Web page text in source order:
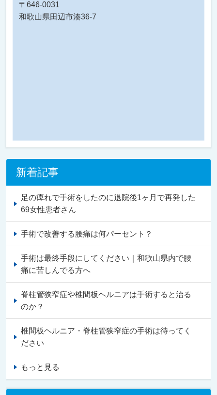
〒646-0031
和歌山県田辺市湊36-7
新着記事
足の痺れで手術をしたのに退院後1ヶ月で再発した
69女性患者さん
手術で改善する腰痛は何パーセント？
手術は最終手段にしてください｜和歌山県内で腰
痛に苦しんでる方へ
脊柱管狭窄症や椎間板ヘルニアは手術すると治る
のか？
椎間板ヘルニア・脊柱管狭窄症の手術は待ってく
ださい
もっと見る